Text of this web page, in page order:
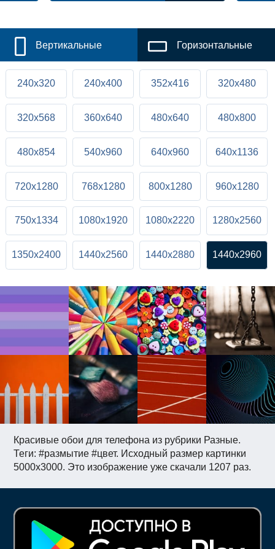
Красивые обои для телефона из рубрики Разные.
Теги: #размытие #цвет. Исходный размер картинки
5000x3000. Это изображение уже скачали 1207 раз.
Вертикальные Горизонтальные
240x320 240x400 352x416 320x480
320x568 360x640 480x640 480x800
480x854 540x960 640x960 640x1136
720x1280 768x1280 800x1280 960x1280
750x1334 1080x1920 1080x2220 1280x2560
1350x2400 1440x2560 1440x2880 1440x2960